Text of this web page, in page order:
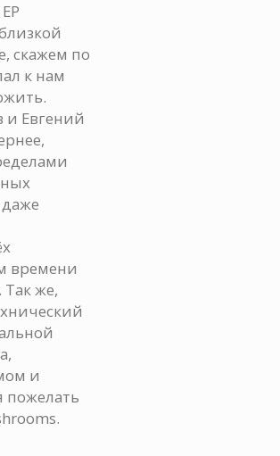
скажем по
к нам
Евгений
времени
же,
и
пожелать